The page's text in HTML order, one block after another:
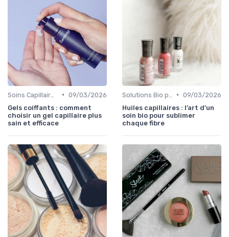
• 09/03/2026
Gels coiffants : comment
choisir un gel capillaire plus
sain et efficace
• 09/03/2026
Huiles capillaires : l’art d’un
soin bio pour sublimer
chaque fibre